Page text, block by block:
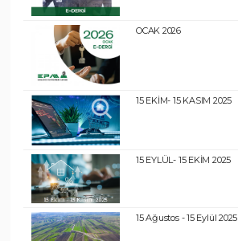
OCAK 2026
15 EKİM- 15 KASIM 2025
15 EYLÜL- 15 EKİM 2025
15 Ağustos - 15 Eylül 2025